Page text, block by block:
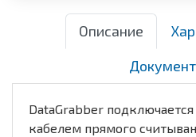
Описание
DataGrabber подключается
кабелем прямого